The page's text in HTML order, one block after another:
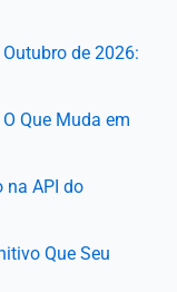
de 2026:
Que Muda em
na API do
Que Seu